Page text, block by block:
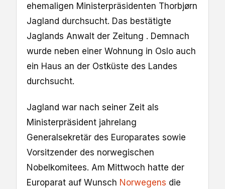
ehemaligen Ministerpräsidenten Thorbjørn
Jagland durchsucht. Das bestätigte
Jaglands Anwalt der Zeitung . Demnach
wurde neben einer Wohnung in Oslo auch
ein Haus an der Ostküste des Landes
durchsucht.
Jagland war nach seiner Zeit als
Ministerpräsident jahrelang
Generalsekretär des Europarates sowie
Vorsitzender des norwegischen
Nobelkomitees. Am Mittwoch hatte der
Europarat auf Wunsch Norwegens die